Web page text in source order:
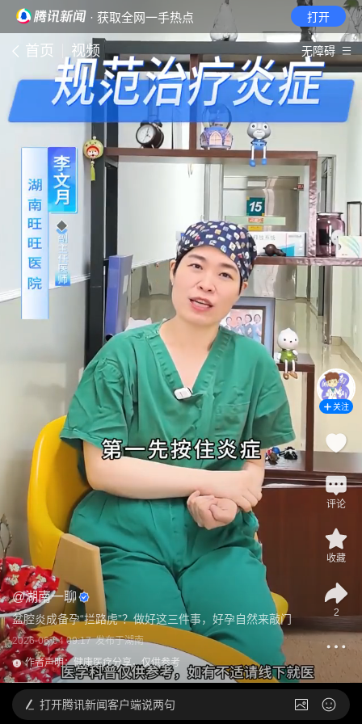
· 获取全网一手热点 打开
首页 视频 无障碍
@湖南一聊
盆腔炎成备孕“拦路虎”？做好这三件事，好孕自然来敲门
2026-06-04 09:17 发布于湖南
作者声明：健康医疗分享，仅供参考
关注
评论
收藏
2
打开腾讯新闻客户端说两句